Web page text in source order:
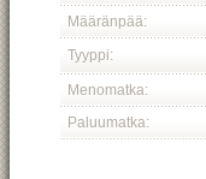
Määränpää:
Tyyppi:
Menomatka:
Paluumatka: